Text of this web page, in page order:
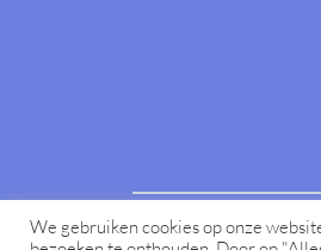
We gebruiken cookies op onze